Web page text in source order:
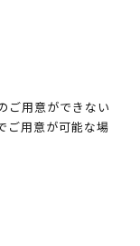
ご用意ができない
ご用意が可能な場